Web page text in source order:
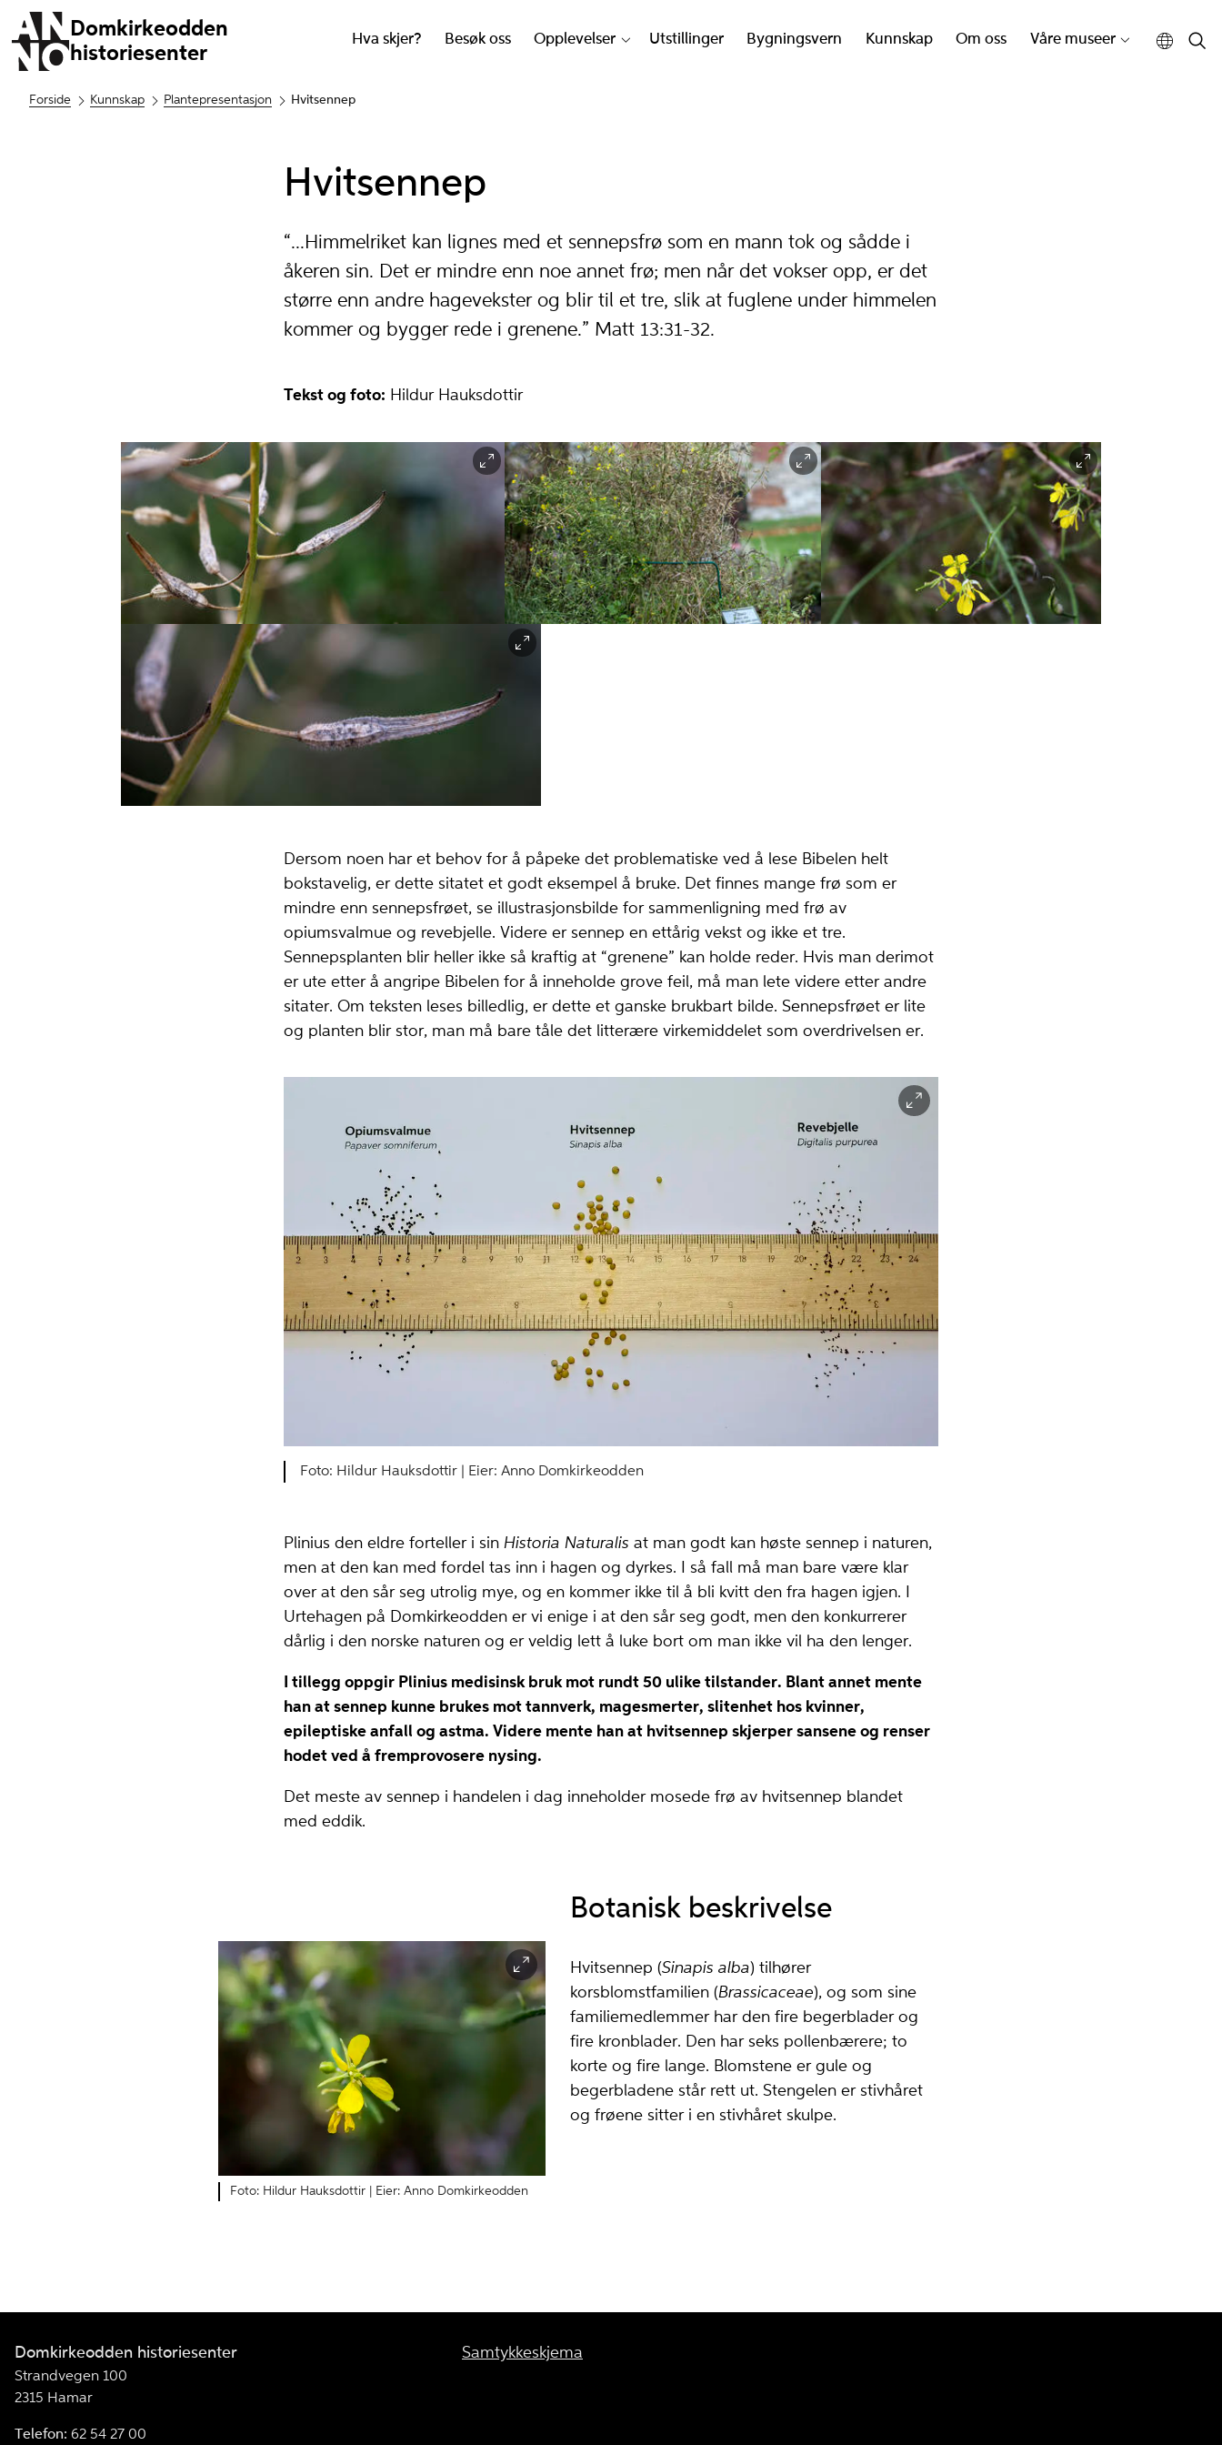
Domkirkeodden
historiesenter
Hva skjer? Besøk oss Opplevelser Utstillinger Bygningsvern Kunnskap Om oss Våre museer
Forside Kunnskap Plantepresentasjon Hvitsennep
Hvitsennep
“...Himmelriket kan lignes med et sennepsfrø som en mann tok og sådde i
åkeren sin. Det er mindre enn noe annet frø; men når det vokser opp, er det
større enn andre hagevekster og blir til et tre, slik at fuglene under himmelen
kommer og bygger rede i grenene.” Matt 13:31-32.
Tekst og foto: Hildur Hauksdottir
Hildur Hauksdottir |
Dersom noen har et behov for å påpeke det problematiske ved å lese Bibelen helt
bokstavelig, er dette sitatet et godt eksempel å bruke. Det finnes mange frø som er
mindre enn sennepsfrøet, se illustrasjonsbilde for sammenligning med frø av
opiumsvalmue og revebjelle. Videre er sennep en ettårig vekst og ikke et tre.
Sennepsplanten blir heller ikke så kraftig at “grenene” kan holde reder. Hvis man derimot
er ute etter å angripe Bibelen for å inneholde grove feil, må man lete videre etter andre
sitater. Om teksten leses billedlig, er dette et ganske brukbart bilde. Sennepsfrøet er lite
og planten blir stor, man må bare tåle det litterære virkemiddelet som overdrivelsen er.
Hildur Hauksdottir | Anno Domkirkeodden
Plinius den eldre forteller i sin Historia Naturalis at man godt kan høste sennep i naturen,
men at den kan med fordel tas inn i hagen og dyrkes. I så fall må man bare være klar
over at den sår seg utrolig mye, og en kommer ikke til å bli kvitt den fra hagen igjen. I
Urtehagen på Domkirkeodden er vi enige i at den sår seg godt, men den konkurrerer
dårlig i den norske naturen og er veldig lett å luke bort om man ikke vil ha den lenger.
I tillegg oppgir Plinius medisinsk bruk mot rundt 50 ulike tilstander. Blant annet mente
han at sennep kunne brukes mot tannverk, magesmerter, slitenhet hos kvinner,
epileptiske anfall og astma. Videre mente han at hvitsennep skjerper sansene og renser
hodet ved å fremprovosere nysing.
Det meste av sennep i handelen i dag inneholder mosede frø av hvitsennep blandet
med eddik.
Hildur Hauksdottir | Anno Domkirkeodden
Botanisk beskrivelse
Hvitsennep (Sinapis alba) tilhører
korsblomstfamilien (Brassicaceae), og som sine
familiemedlemmer har den fire begerblader og
fire kronblader. Den har seks pollenbærere; to
korte og fire lange. Blomstene er gule og
begerbladene står rett ut. Stengelen er stivhåret
og frøene sitter i en stivhåret skulpe.
Domkirkeodden historiesenter
Strandvegen 100
2315 Hamar
Telefon: 62 54 27 00
Samtykkeskjema